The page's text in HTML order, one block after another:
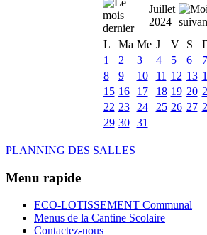
Juillet
2024
L
Ma Me J V S
1
2 3 4 5 6
7
8
9 10 11 12 13
15 16 17 18 19 20
22 23 24 25 26 27
29 30 31
PLANNING DES SALLES
Menu rapide
ECO-LOTISSEMENT Communal
Menus de la Cantine Scolaire
Contactez-nous